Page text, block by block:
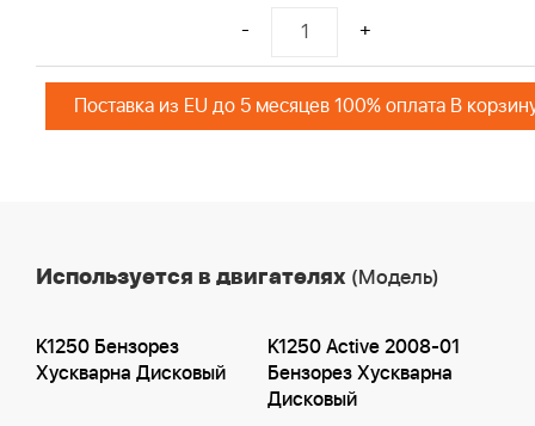
- +
Поставка из EU до 5 месяцев 100% оплата В
Используется в двигателях (Модель)
K1250 Бензорез
Хускварна Дисковый
K1250 Active 2008-01
Бензорез Хускварна
Дисковый